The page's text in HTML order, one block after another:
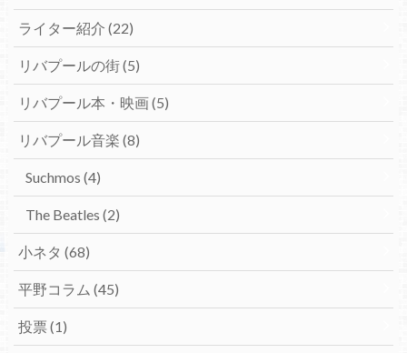
ライター紹介 (22)
リバプールの街(5)
リバプール本・映画(5)
リバプール音楽 (8)
Suchmos (4)
The Beatles (2)
小ネタ (68)
平野コラム (45)
投票 (1)